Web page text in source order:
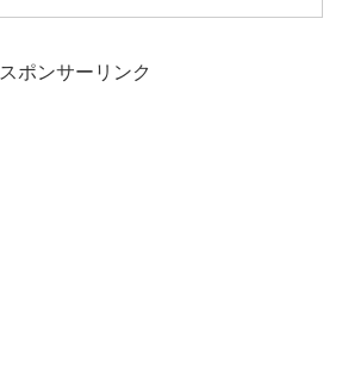
スポンサーリンク